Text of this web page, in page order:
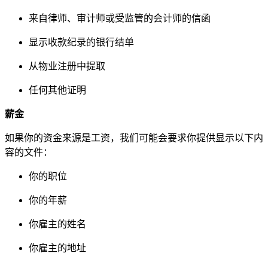
来自律师、审计师或受监管的会计师的信函
显示收款纪录的银行结单
从物业注册中提取
任何其他证明
薪金
如果你的资金来源是工资，我们可能会要求你提供显示以下内
容的文件：
你的职位
你的年薪
你雇主的姓名
你雇主的地址